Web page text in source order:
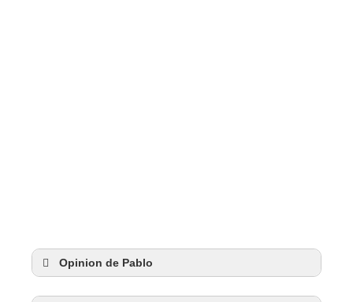
Opinion de Pablo